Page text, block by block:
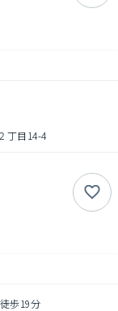
丁目14-4
歩19分